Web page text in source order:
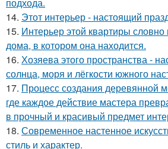
подхода.
14. Этот интерьер - настоящий
15. Интерьер этой квартиры
дома, в котором она находится.
16. Хозяева этого пространства -
солнца, моря и лёгкости южного
17. Процесс создания деревянной
где каждое действие мастера
в прочный и красивый предмет
18. Современное настенное
стиль и характер.